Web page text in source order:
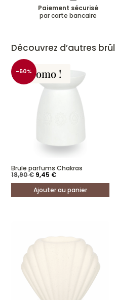
Paiement sécurisé
par carte bancaire
Découvrez d’autres
Promo !
-50%
Brule parfums Chakras
18,90€ Le
prix
initial
était :
18,90 €.
9,45 €Le
actuel
est :
9,45 €.
Ajouter au panier